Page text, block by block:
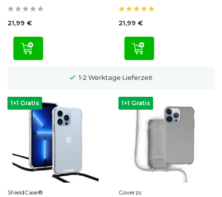
21,99 € 21,99 €
100 Tage Widerrufsrecht
1+1 Gratis
ShieldCase®
1+1 Gratis
Coverzs